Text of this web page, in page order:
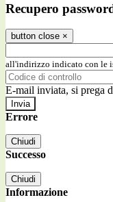
Recupero
button close ×
all'indirizzo indicato con le
E-mail inviata, si prega
Errore
Chiudi
Successo
Chiudi
Informazione